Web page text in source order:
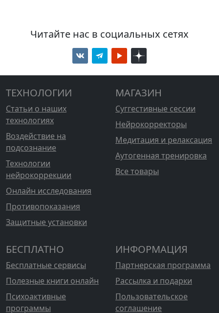
Читайте нас в социальных сетях
ТЕХНОЛОГИИ
Статьи о наших
технологиях
Воздействие на
подсознание
Технологии
нейрокоррекции
Онлайн исследования
Противопоказания
Защитные установки
МАГАЗИН
Суггестивные сессии
Нейрокорректоры
Медитация и релаксация
Аутогенная тренировка
Все товары
БЕСПЛАТНО
Бесплатные сервисы
Полезные книги онлайн
Психоактивные
программы
ИНФОРМАЦИЯ
Партнерская программа
Рассылка и подарки
Пользовательское
соглашение